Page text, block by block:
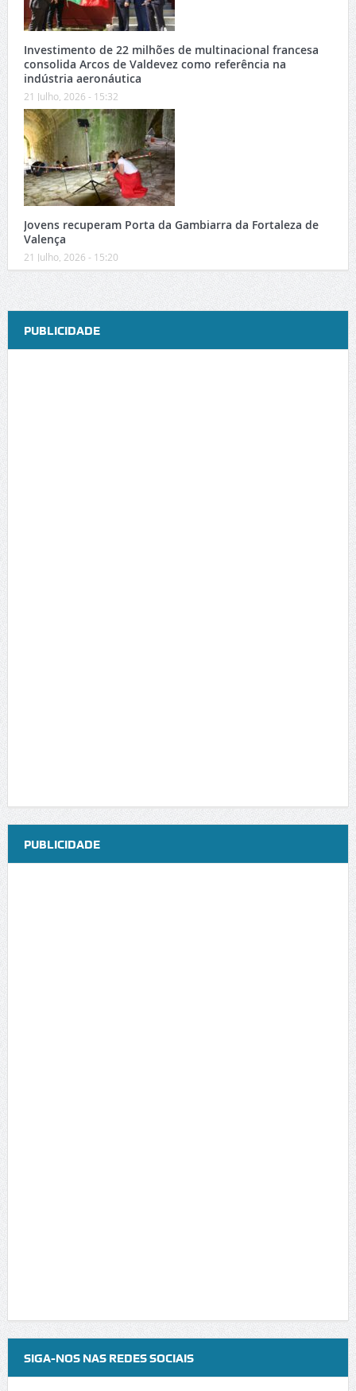
Investimento de 22 milhões de multinacional francesa
consolida Arcos de Valdevez como referência na
indústria aeronáutica
21 Julho, 2026 - 15:32
Jovens recuperam Porta da Gambiarra da Fortaleza de
Valença
21 Julho, 2026 - 15:20
PUBLICIDADE
PUBLICIDADE
SIGA-NOS NAS REDES SOCIAIS